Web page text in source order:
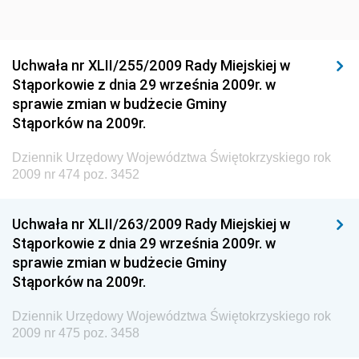
Dziennik Urzędowy Ministra Budownictwa i Przemysłu
Materiałów Budowlanych
Dziennik Urzędowy Ministra Infrastruktury i Rozwoju
Dziennik Urzędowy Głównego Inspektoratu Ochrony
Środowiska
Dziennik Urzędowy Generalnej Dyrekcji Ochrony
Dziennik Urzędowy Ministerstwa Administracji,
Gospodarki Terenowej i Ochrony Środowiska
Dziennik Urzędowy Ministerstwa Administracji i
Gospodarki Przestrzennej
Dziennik Urzędowy Unii Europejskiej, L
Uchwała nr XLII/255/2009 Rady Miejskiej w
Stąporkowie z dnia 29 września 2009r. w
sprawie zmian w budżecie Gminy
Stąporków na 2009r.
Dziennik Urzędowy Województwa Świętokrzyskiego rok
2009 nr 474 poz. 3452
Uchwała nr XLII/263/2009 Rady Miejskiej w
Stąporkowie z dnia 29 września 2009r. w
sprawie zmian w budżecie Gminy
Stąporków na 2009r.
Dziennik Urzędowy Województwa Świętokrzyskiego rok
2009 nr 475 poz. 3458